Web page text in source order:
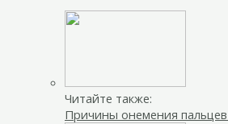
Читайте также:
Причины онемения пальцев